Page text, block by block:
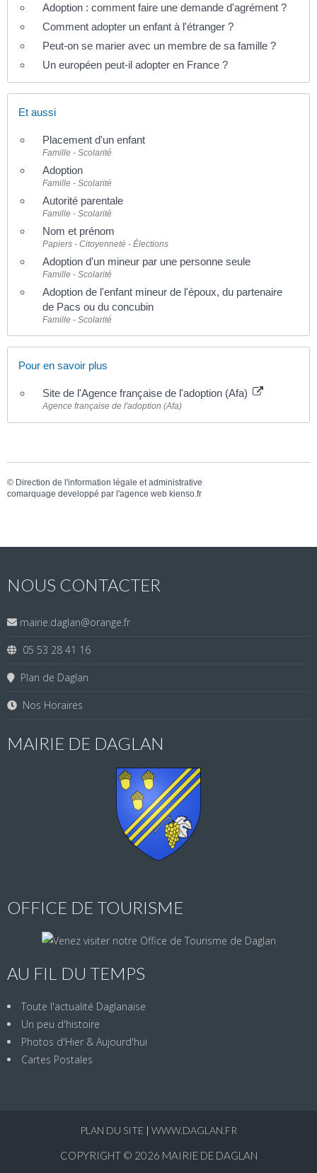
Adoption : comment faire une demande d'agrément ?
Comment adopter un enfant à l'étranger ?
Peut-on se marier avec un membre de sa famille ?
Un européen peut-il adopter en France ?
Et aussi
Placement d'un enfant
Famille - Scolarité
Adoption
Famille - Scolarité
Autorité parentale
Famille - Scolarité
Nom et prénom
Papiers - Citoyenneté - Élections
Adoption d'un mineur par une personne seule
Famille - Scolarité
Adoption de l'enfant mineur de l'époux, du partenaire
de Pacs ou du concubin
Famille - Scolarité
Pour en savoir plus
Site de l'Agence française de l'adoption (Afa)
Agence française de l'adoption (Afa)
© Direction de l'information légale et administrative
comarquage developpé par l'agence web kienso.fr
NOUS CONTACTER
mairie.daglan@orange.fr
05 53 28 41 16
Plan de Daglan
Nos Horaires
MAIRIE DE DAGLAN
OFFICE DE TOURISME
AU FIL DU TEMPS
Toute l'actualité Daglanaise
Un peu d'histoire
Photos d'Hier & Aujourd'hui
Cartes Postales
PLAN DU SITE | WWW.DAGLAN.FR
COPYRIGHT © 2026 MAIRIE DE DAGLAN